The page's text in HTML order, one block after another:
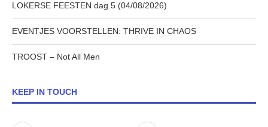
LOKERSE FEESTEN dag 5 (04/08/2026)
EVENTJES VOORSTELLEN: THRIVE IN CHAOS
TROOST – Not All Men
KEEP IN TOUCH